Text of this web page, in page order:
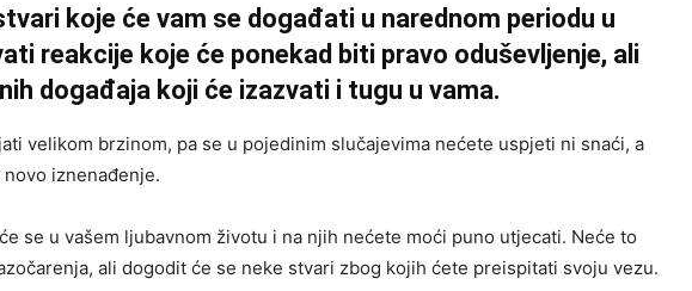
koje će vam se događati u narednom periodu u
reakcije koje će ponekad biti pravo oduševljenje, ali
događaja koji će izazvati i tugu u vama.
velikom brzinom, pa se u pojedinim slučajevima nećete uspjeti ni snaći, a
iznenađenje.
se u vašem ljubavnom životu i na njih nećete moći puno utjecati. Neće to
ali dogodit će se neke stvari zbog kojih ćete preispitati svoju vezu.